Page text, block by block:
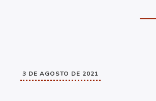
3 DE AGOSTO DE 2021